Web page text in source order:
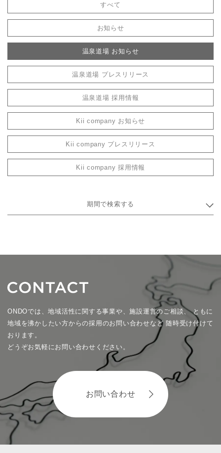
すべて
お知らせ
温泉道場 お知らせ
温泉道場 プレスリリース
温泉道場 採用情報
Kii company お知らせ
Kii company プレスリリース
Kii company 採用情報
期間で検索する
ONDOでは、地域活性に関する事業や、施設運営のご相談、ともに
地域を沸かしたい方からの採用のお問い合わせなど 随時受け付けて
おります。
どうぞお気軽にお問い合わせください。
お問い合わせ